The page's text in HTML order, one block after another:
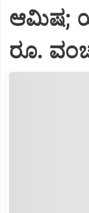
ಆಮಿಷ;
ರೂ.